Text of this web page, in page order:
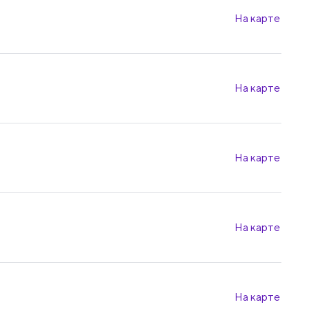
На карте
На карте
На карте
На карте
На карте